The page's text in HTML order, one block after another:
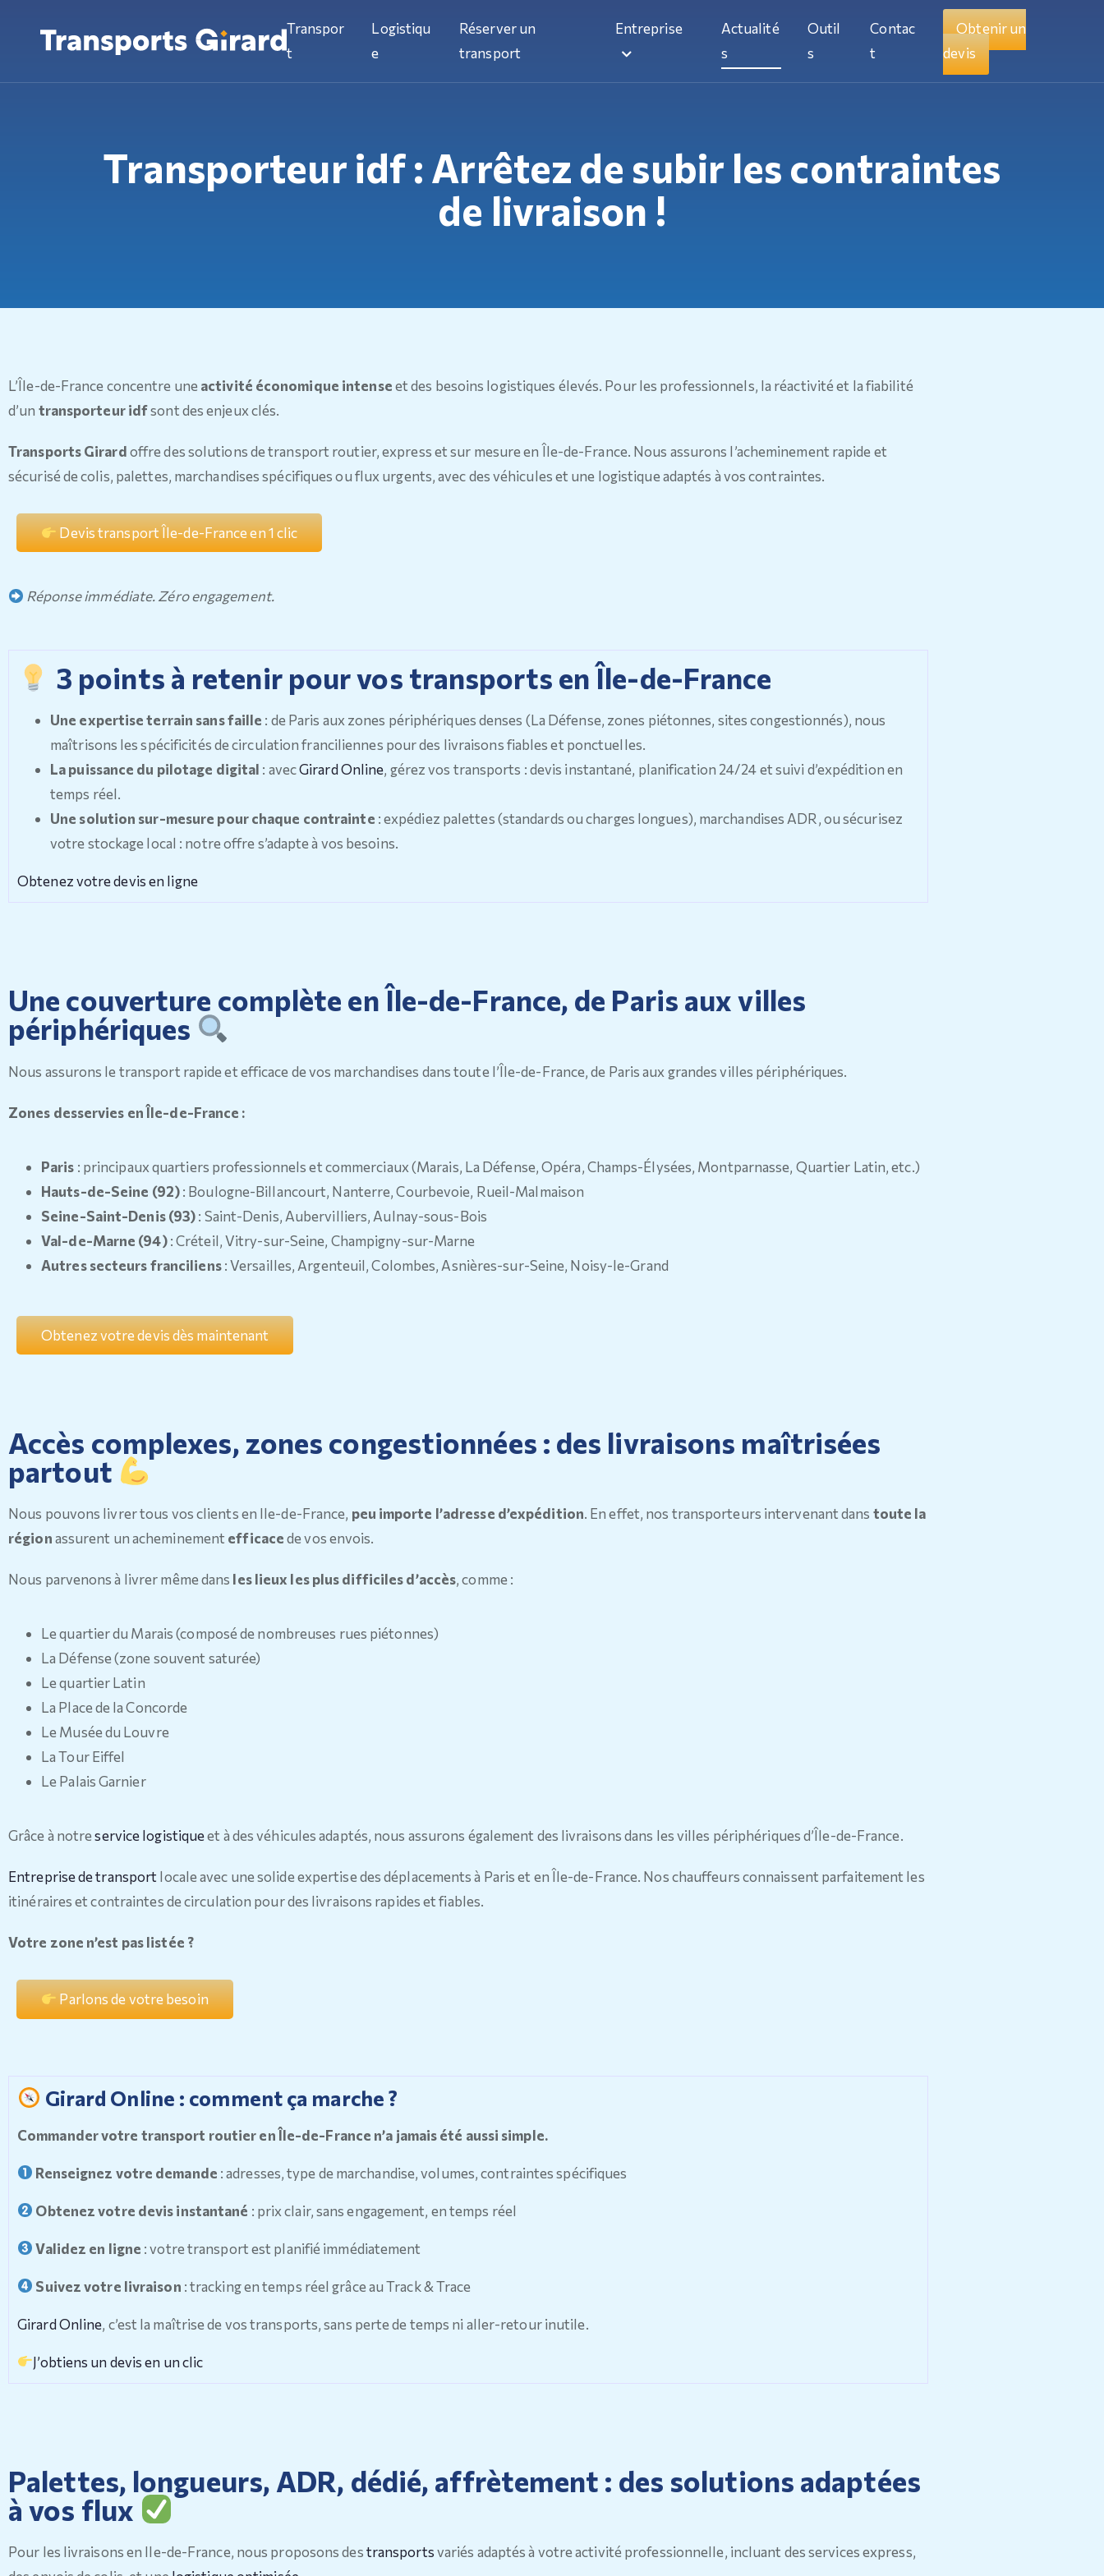
Transpor
t
Logistiqu
e
Réserver un
transport
Entreprise
Actualité
s
Outil
s
Contac
t
Obtenir un
devis
Transporteur idf : Arrêtez de subir les contraintes
de livraison !
L’Île-de-France concentre uneactivité économique intenseet des besoins logistiques élevés. Pour les professionnels, la réactivité et la fiabilité
d’un transporteur idfsont des enjeux clés.
Transports Girardoffre des solutions de transport routier, express et sur mesure en Île-de-France. Nous assurons l’acheminement rapide et
sécurisé de colis, palettes, marchandises spécifiques ou flux urgents, avec des véhicules et une logistique adaptés à vos contraintes.
Devis transport Île-de-France en 1 clic
Réponse immédiate. Zéro engagement.
3 points à retenir pour vos transports en Île-de-France
Une expertise terrain sans faille : de Paris aux zones périphériques denses (La Défense, zones piétonnes, sites congestionnés), nous
maîtrisons les spécificités de circulation franciliennes pour des livraisons fiables et ponctuelles.
La puissance du pilotage digital : avecGirard Online, gérez vos transports : devis instantané, planification 24/24 et suivi d’expédition en
temps réel.
Une solution sur-mesure pour chaque contrainte : expédiez palettes (standards ou charges longues), marchandises ADR, ou sécurisez
votre stockage local : notre offre s’adapte à vos besoins.
Obtenez votre devis en ligne
Une couverture complète en Île-de-France, de Paris aux villes
périphériques
Nous assurons le transport rapide et efficace de vos marchandises dans toute l’Île-de-France, de Paris aux grandes villes périphériques.
Zones desservies en Île-de-France :
Paris : principaux quartiers professionnels et commerciaux (Marais, La Défense, Opéra, Champs-Élysées, Montparnasse, Quartier Latin, etc.)
Hauts-de-Seine (92): Boulogne-Billancourt, Nanterre, Courbevoie, Rueil-Malmaison
Seine-Saint-Denis (93): Saint-Denis, Aubervilliers, Aulnay-sous-Bois
Val-de-Marne (94): Créteil, Vitry-sur-Seine, Champigny-sur-Marne
Autres secteurs franciliens: Versailles, Argenteuil, Colombes, Asnières-sur-Seine, Noisy-le-Grand
Obtenez votre devis dès maintenant
Accès complexes, zones congestionnées : des livraisons maîtrisées
partout
Nous pouvons livrer tous vos clients en Ile-de-France, peu importe l’adresse d’expédition. En effet, nos transporteurs intervenant dans toute la
régionassurent un acheminement efficacede vos envois.
Nous parvenons à livrer même dans les lieux les plus difficiles d’accès, comme :
Le quartier du Marais (composé de nombreuses rues piétonnes)
La Défense (zone souvent saturée)
Le quartier Latin
La Place de la Concorde
Le Musée du Louvre
La Tour Eiffel
Le Palais Garnier
Grâce à notreservice logistiqueet à des véhicules adaptés, nous assurons également des livraisons dans les villes périphériques d’Île-de-France.
Entreprise de transport locale avec une solide expertise des déplacements à Paris et en Île-de-France. Nos chauffeurs connaissent parfaitement les
itinéraires et contraintes de circulation pour des livraisons rapides et fiables.
Votre zone n’est pas listée ?
Parlons de votre besoin
Girard Online : comment ça marche ?
Commander votre transport routier en Île-de-France n’a jamais été aussi simple.
Renseignez votre demande : adresses, type de marchandise, volumes, contraintes spécifiques
Obtenez votre devis instantané : prix clair, sans engagement, en temps réel
Validez en ligne : votre transport est planifié immédiatement
Suivez votre livraison : tracking en temps réel grâce au Track & Trace
Girard Online, c’est la maîtrise de vos transports, sans perte de temps ni aller-retour inutile.
J’obtiens un devis en un clic
Palettes, longueurs, ADR, dédié, affrètement : des solutions adaptées
à vos flux
Pour les livraisons en Ile-de-France, nous proposons destransportsvariés adaptés à votre activité professionnelle, incluant des services express,